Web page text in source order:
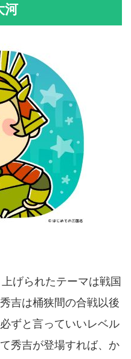
河
げられたテーマは戦国
吉は桶狭間の合戦以後
ずと言っていいレベル
秀吉が登場すれば、か